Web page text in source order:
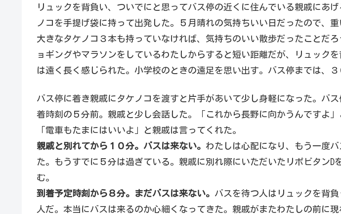
リュックを背負い、ついでにと思ってバス停の近くに住んでいる親戚にあ
ノコを手提げ袋に持って出発した。５月晴れの気持ちいい日だったので、
大きなタケノコ３本も持っていなければ、気持ちのいい散歩だったことだ
ョギングやマラソンをしているわたしからすると短い距離だが、リュック
は遠く長く感じられた。小学校のときの遠足を思い出す。バス停までは、３
バス停に着き親戚にタケノコを渡すと片手があいて少し身軽になった。バス
着時刻の５分前。親戚と少し会話した。「これから長野に向かうんですよ」
「電車もたまにはいいよ」と親戚は言ってくれた。
親戚と別れてから１０分。バスは来ない。 わたしは心配になり、もう一度
た。もうすでに５分は過ぎている。親戚に別れ際にいただいたリポビタンD
む。
到着予定時刻から８分。まだバスは来ない。 バスを待つ人はリュックを背
人だ。本当にバスは来るのか心細くなってきた。親戚がまたわたしの前に